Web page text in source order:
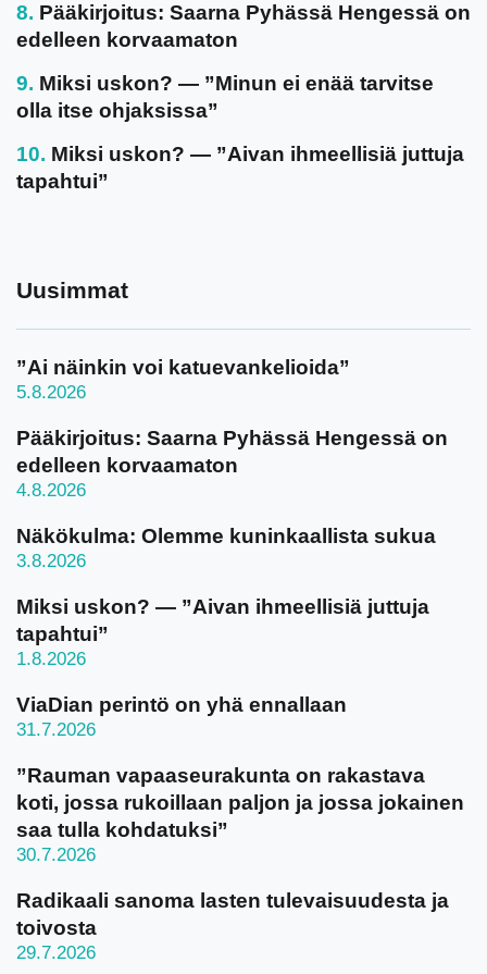
Pääkirjoitus: Saarna Pyhässä Hengessä on
edelleen korvaamaton
Miksi uskon? — ”Minun ei enää tarvitse
olla itse ohjaksissa”
Miksi uskon? — ”Aivan ihmeellisiä juttuja
tapahtui”
Uusimmat
”Ai näinkin voi katuevankelioida”
5.8.2026
Pääkirjoitus: Saarna Pyhässä Hengessä on
edelleen korvaamaton
4.8.2026
Näkökulma: Olemme kuninkaallista sukua
3.8.2026
Miksi uskon? — ”Aivan ihmeellisiä juttuja
tapahtui”
1.8.2026
ViaDian perintö on yhä ennallaan
31.7.2026
”Rauman vapaaseurakunta on rakastava
koti, jossa rukoillaan paljon ja jossa jokainen
saa tulla kohdatuksi”
30.7.2026
Radikaali sanoma lasten tulevaisuudesta ja
toivosta
29.7.2026